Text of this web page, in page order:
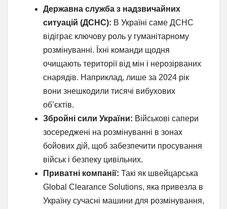
Державна служба з надзвичайних
ситуацій (ДСНС): В Україні саме ДСНС
відіграє ключову роль у гуманітарному
розмінуванні. Їхні команди щодня
очищають території від мін і нерозірваних
снарядів. Наприклад, лише за 2024 рік
вони знешкодили тисячі вибухових
об’єктів.
Збройні сили України: Військові сапери
зосереджені на розмінуванні в зонах
бойових дій, щоб забезпечити просування
військ і безпеку цивільних.
Приватні компанії: Такі як швейцарська
Global Clearance Solutions, яка привезла в
Україну сучасні машини для розмінування,